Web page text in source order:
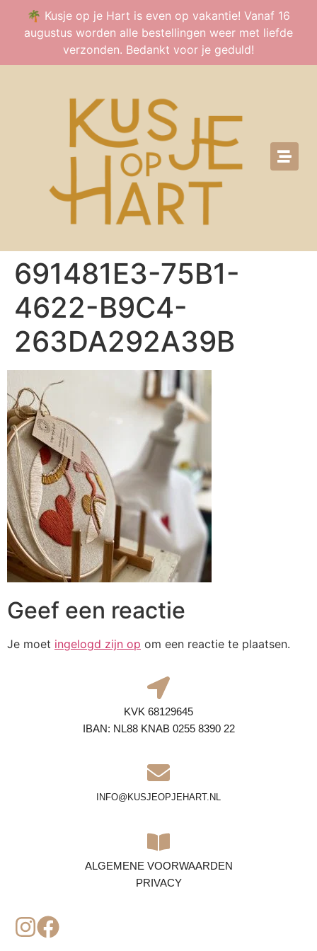
🌴 Kusje op je Hart is even op vakantie! Vanaf 16
augustus worden alle bestellingen weer met liefde
verzonden. Bedankt voor je geduld!
691481E3-75B1-
4622-B9C4-
263DA292A39B
Geef een reactie
Je moet ingelogd zijn op om een reactie te plaatsen.
KVK 68129645
IBAN: NL88 KNAB 0255 8390 22
INFO@KUSJEOPJEHART.NL
ALGEMENE VOORWAARDEN
PRIVACY